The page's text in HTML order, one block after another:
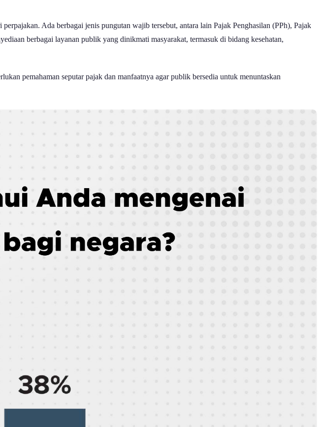
Ada berbagai jenis pungutan wajib tersebut, antara lain Pajak Penghasilan (PPh), Pajak
berbagai layanan publik yang dinikmati masyarakat, termasuk di bidang kesehatan,
pemahaman seputar pajak dan manfaatnya agar publik bersedia untuk menuntaskan